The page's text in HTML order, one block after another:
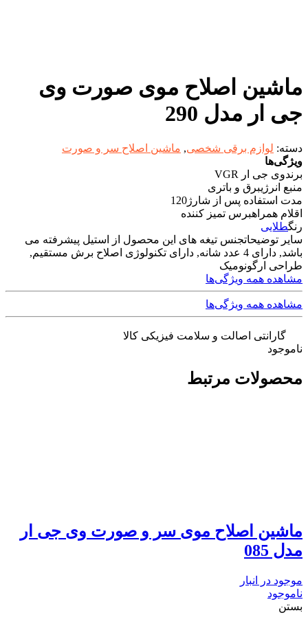
ماشین اصلاح موی صورت وی
جی ار مدل 290
دسته: لوازم برقی شخصی, ماشین اصلاح سر و صورت
ویژگی‌ها
برندوی جی ار VGR
منبع انرژیبرق و باتری
مدت استفاده پس از شارژ120
اقلام همراهبرس تمیز کننده
رنگطلایی
سایر توضیحاتجنس تیغه های این محصول از استیل پیشرفته می
باشد, دارای 4 عدد شانه, دارای تکنولوژی اصلاح برش مستقیم,
طراحی ارگونومیک
مشاهده همه ویژگی‌ها
مشاهده همه ویژگی‌ها
گارانتی اصالت و سلامت فیزیکی کالا
ناموجود
محصولات مرتبط
ماشین اصلاح موی سر و صورت وی جی ار
مدل 085
موجود در انبار
ناموجود
بستن